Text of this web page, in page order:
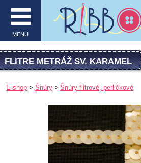
VYHĽADÁVANIE
MENU
O firme
Obchodné podmienky
MENU
FLITRE METRÁŽ SV. KARAMEL
E-shop Šnúry Šnúry flitrové, perličkové